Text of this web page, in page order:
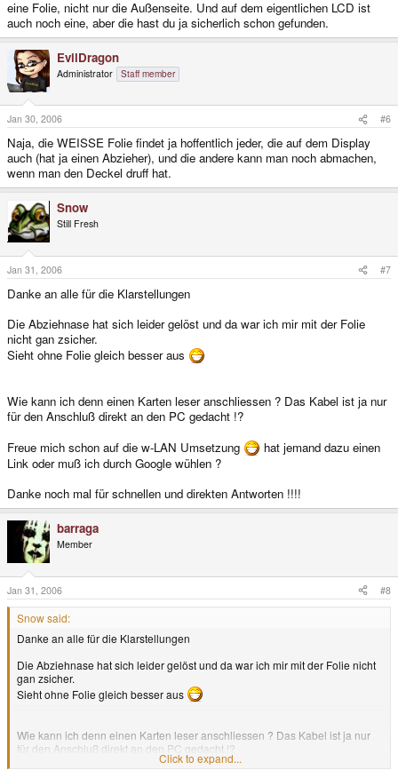
eine Folie, nicht nur die Außenseite. Und auf dem eigentlichen LCD ist
auch noch eine, aber die hast du ja sicherlich schon gefunden.
EvilDragon
Administrator Staff member
Jan 30, 2006 #6
Naja, die WEISSE Folie findet ja hoffentlich jeder, die auf dem Display
auch (hat ja einen Abzieher), und die andere kann man noch abmachen,
wenn man den Deckel druff hat.
Snow
Still Fresh
Jan 31, 2006 #7
Danke an alle für die Klarstellungen
Die Abziehnase hat sich leider gelöst und da war ich mir mit der Folie
nicht gan zsicher.
Sieht ohne Folie gleich besser aus
Wie kann ich denn einen Karten leser anschliessen ? Das Kabel ist ja nur
für den Anschluß direkt an den PC gedacht !?
Freue mich schon auf die w-LAN Umsetzung
hat jemand dazu einen
Link oder muß ich durch Google wühlen ?
Danke noch mal für schnellen und direkten Antworten !!!!
barraga
Member
Jan 31, 2006 #8
Snow said:
Danke an alle für die Klarstellungen
Die Abziehnase hat sich leider gelöst und da war ich mir mit der Folie nicht
gan zsicher.
Sieht ohne Folie gleich besser aus
Wie kann ich denn einen Karten leser anschliessen ? Das Kabel ist ja nur
für den Anschluß direkt an den PC gedacht !?
Click to expand...